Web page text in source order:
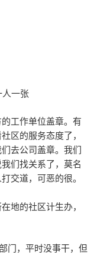
一张
工作单位盖章。有
区的服务态度了，
去公司盖章。我们
们找关系了，莫名
交道，可恶的很。
地的社区计生办，
门，平时没事干，但